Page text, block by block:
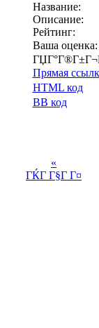
Название:
Описание:
Рейтинг:
Ваша оценка:
Прямая
HTML код
BB код
«
ГЌГ Г§Г Г¤